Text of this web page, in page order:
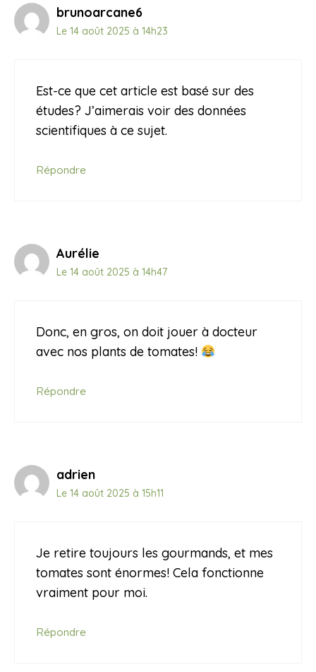
brunoarcane6
Le 14 août 2025 à 14h23
Est-ce que cet article est basé sur des
études? J’aimerais voir des données
scientifiques à ce sujet.
Répondre
Aurélie
Le 14 août 2025 à 14h47
Donc, en gros, on doit jouer à docteur
avec nos plants de tomates!
Répondre
adrien
Le 14 août 2025 à 15h11
Je retire toujours les gourmands, et mes
tomates sont énormes! Cela fonctionne
vraiment pour moi.
Répondre